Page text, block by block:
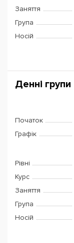
Заняття
Група
Носій
Денні групи
Початок
Графік
Рівні
Курс
Заняття
Група
Носій